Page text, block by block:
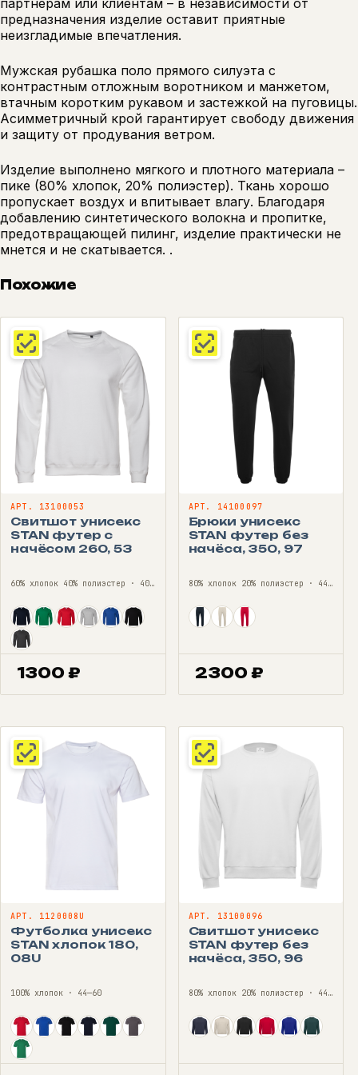
партнерам или клиентам – в независимости от
предназначения изделие оставит приятные
неизгладимые впечатления.
Мужская рубашка поло прямого силуэта с
контрастным отложным воротником и манжетом,
втачным коротким рукавом и застежкой на пуговицы.
Асимметричный крой гарантирует свободу движения
и защиту от продувания ветром.
Изделие выполнено мягкого и плотного материала –
пике (80% хлопок, 20% полиэстер). Ткань хорошо
пропускает воздух и впитывает влагу. Благодаря
добавлению синтетического волокна и пропитке,
предотвращающей пилинг, изделие практически не
мнется и не скатывается. .
Похожие
АРТ. 13100053
Свитшот унисекс
STAN футер с
начёсом 260, 53
60% хлопок 40% полиэстер · 40—56
1300 ₽
АРТ. 14100097
Брюки унисекс
STAN футер без
начёса, 350, 97
80% хлопок 20% полиэстер · 44—56
2300 ₽
АРТ. 1120008U
Футболка унисекс
STAN хлопок 180,
08U
100% хлопок · 44—60
АРТ. 13100096
Свитшот унисекс
STAN футер без
начёса, 350, 96
80% хлопок 20% полиэстер · 44—56